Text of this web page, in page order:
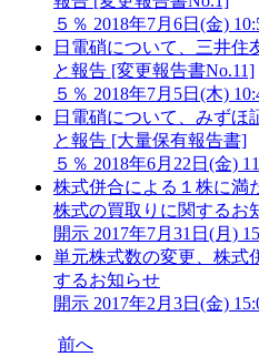
５％ 2018年7月6日(金)
日電硝について、三井住
と報告 [変更報告書No.11]
５％ 2018年7月5日(木)
日電硝について、みずほ
と報告 [大量保有報告書]
５％ 2018年6月22日(金)
株式併合による１株に満
株式の買取りに関するお
開示 2017年7月31日(月)
単元株式数の変更、株式
するお知らせ
開示 2017年2月3日(金)
前へ